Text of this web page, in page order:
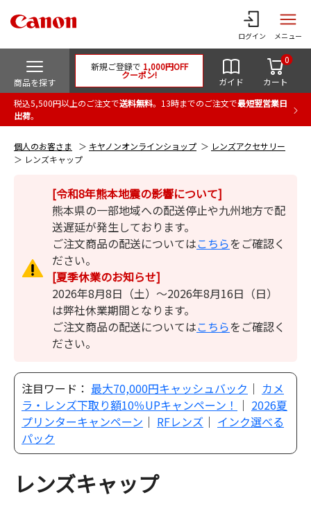
ログイン メニュー
商品を探す
新規ご登録で 1,000円OFF
クーポン!
ガイド カート
0
税込5,500円以上のご注文で送料無料。13時までのご注文で最短翌営業日
出荷。
個人のお客さま キヤノンオンラインショップ
レンズアクセサリー
レンズキャップ
[令和8年熊本地震の影響について]
熊本県の一部地域への配送停止や九州地方で配
送遅延が発生しております。
ご注文商品の配送についてはこちらをご確認く
ださい。
[夏季休業のお知らせ]
2026年8月8日（土）～2026年8月16日（日）
は弊社休業期間となります。
ご注文商品の配送についてはこちらをご確認く
ださい。
注目ワード： 最大70,000円キャッシュバック ｜ カメ
ラ・レンズ下取り額10％UPキャンペーン！
｜ 2026夏
プリンターキャンペーン ｜ RFレンズ ｜ インク選べる
パック
レンズキャップ